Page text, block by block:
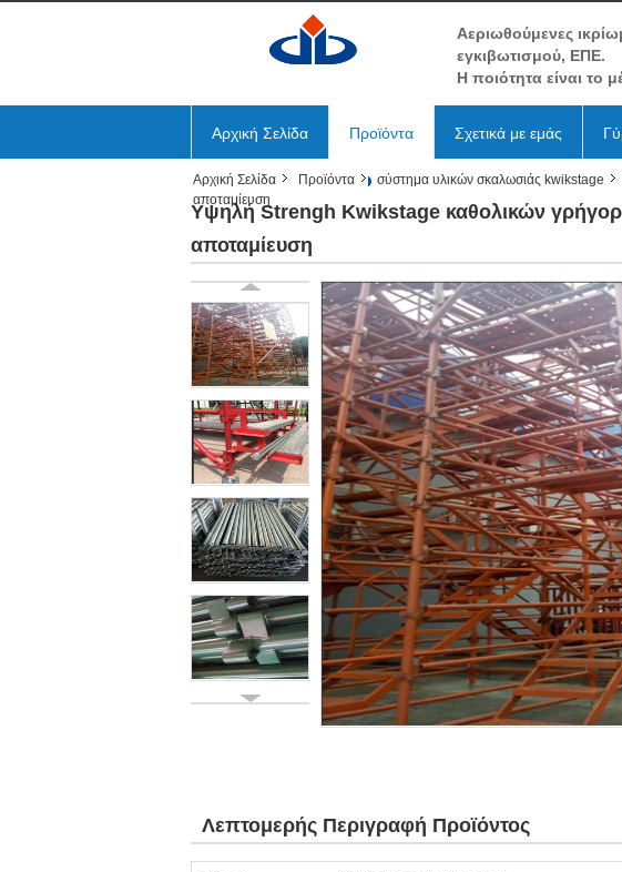
Αεριωθούμενες
εγκιβωτισμού, ΕΠΕ.
Η ποιότητα είναι το
Αρχική Σελίδα Προϊόντα Σχετικά με εμάς
Αρχική Σελίδα Προϊόντα σύστημα υλικών σκαλωσιάς kwikstage
αποταμίευση
Υψηλή Strengh Kwikstage καθολικών
αποταμίευση
Λεπτομερής Περιγραφή Προϊόντος